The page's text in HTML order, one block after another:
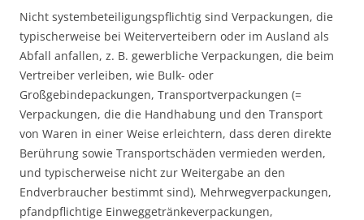
Nicht systembeteiligungspflichtig sind Verpackungen, die
typischerweise bei Weiterverteibern oder im Ausland als
Abfall anfallen, z. B. gewerbliche Verpackungen, die beim
Vertreiber verleiben, wie Bulk- oder
Großgebindepackungen, Transportverpackungen (=
Verpackungen, die die Handhabung und den Transport
von Waren in einer Weise erleichtern, dass deren direkte
Berührung sowie Transportschäden vermieden werden,
und typischerweise nicht zur Weitergabe an den
Endverbraucher bestimmt sind), Mehrwegverpackungen,
pfandpflichtige Einweggetränkeverpackungen,